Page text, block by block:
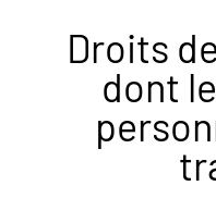
Droits
dont